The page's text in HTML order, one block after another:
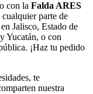
con la Falda ARES
parte de
Jalisco, Estado de
Yucatán, o con
¡Haz tu pedido
te
nuestra